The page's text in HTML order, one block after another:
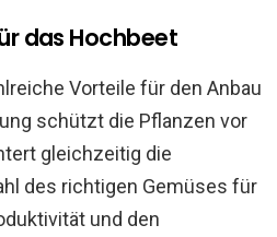
das Hochbeet
Vorteile für den Anbau
schützt die Pflanzen vor
gleichzeitig die
des richtigen Gemüses für
und den